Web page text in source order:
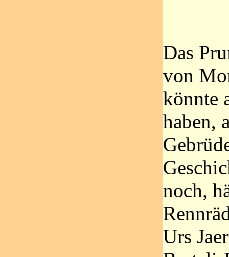
Das
von
könnte
haben,
noch,
Urs